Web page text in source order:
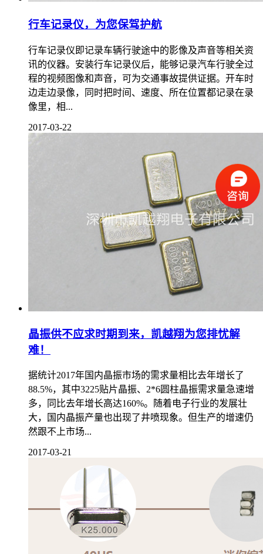
行车记录仪，为您保驾护航
行车记录仪即记录车辆行驶途中的影像及声音等相关资
讯的仪器。安装行车记录仪后，能够记录汽车行驶全过
程的视频图像和声音，可为交通事故提供证据。开车时
边走边录像，同时把时间、速度、所在位置都记录在录
像里，相...
2017-03-22
晶振供不应求时期到来，凯越翔为您排忧解
难！
据统计2017年国内晶振市场的需求量相比去年增长了
88.5%，其中3225贴片晶振、2*6圆柱晶振需求量急速增
多，同比去年增长高达160%。随着电子行业的发展壮
大，国内晶振产量也出现了井喷现象。但生产的增速仍
然跟不上市场...
2017-03-21